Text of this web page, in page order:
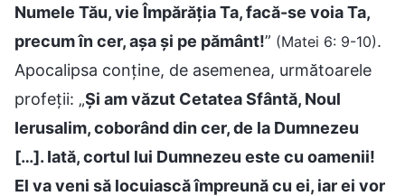
Numele Tău, vie Împărăția Ta, facă-se voia Ta,
precum în cer, așa și pe pământ!” (Matei 6: 9-10).
Apocalipsa conține, de asemenea, următoarele
profeții: „Şi am văzut Cetatea Sfântă, Noul
Ierusalim, coborând din cer, de la Dumnezeu
[…]. Iată, cortul lui Dumnezeu este cu oamenii!
El va veni să locuiască împreună cu ei, iar ei vor